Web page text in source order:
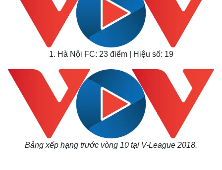
Chứng khoán
Giá cà phê
1. Hà Nội FC: 23 điểm | Hiệu số: 19
Bảng xếp hạng trước vòng 10 tại V-League 2018.